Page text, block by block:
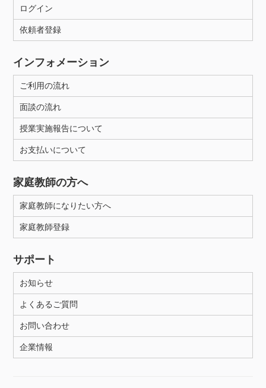
年齢：18-101歳
性別
ログイン
依頼者登録
インフォメーション
ご利用の流れ
面談の流れ
授業実施報告について
お支払いについて
家庭教師の方へ
家庭教師になりたい方へ
家庭教師登録
サポート
お知らせ
よくあるご質問
お問い合わせ
企業情報